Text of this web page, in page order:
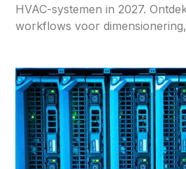
HVAC-systemen in 2027.
workflows voor